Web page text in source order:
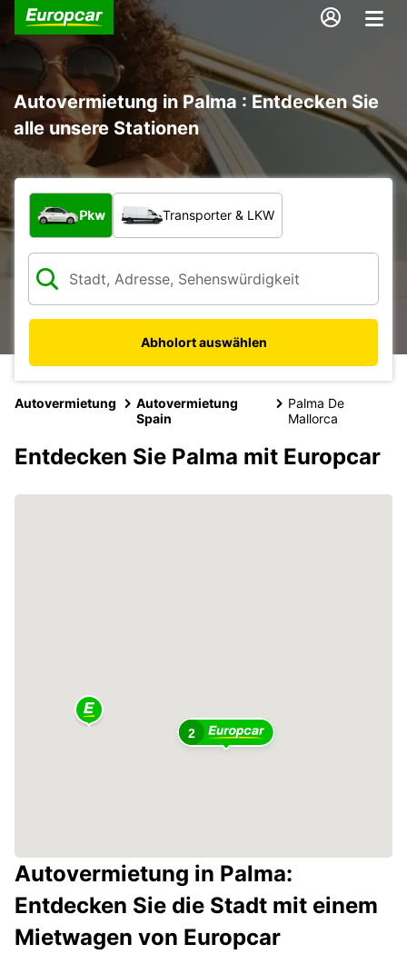
Autovermietung in Palma : Entdecken Sie
alle unsere Stationen
Welche Art von Fahrzeug?
Pkw Transporter & LKW
Abholort auswählen
Autovermietung
Autovermietung
Spain
Palma De
Mallorca
Entdecken Sie Palma mit Europcar
2
Autovermietung in Palma:
Entdecken Sie die Stadt mit einem
Mietwagen von Europcar